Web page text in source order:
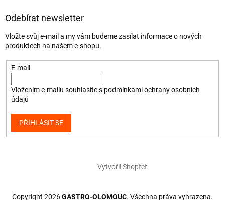
Odebírat newsletter
Vložte svůj e-mail a my vám budeme zasílat informace o nových
produktech na našem e-shopu.
E-mail
Vložením e-mailu souhlasíte s podmínkami ochrany osobních
údajů
PŘIHLÁSIT SE
Vytvořil Shoptet
Copyright 2026GASTRO-OLOMOUC. Všechna práva vyhrazena.